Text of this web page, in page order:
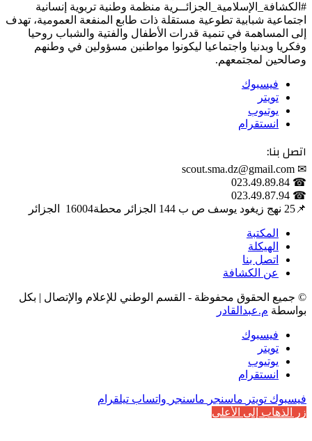
#الكشافة_الإسلامية_الجزائــرية منظمة وطنية تربوية إنسانية
اجتماعية شبابية تطوعية مستقلة ذات طابع المنفعة العمومية، تهدف
إلى المساهمة في تنمية قدرات الأطفال والفتية والشباب روحيا
وفكريا وبدنيا واجتماعيا ليكونوا مواطنين مسؤولين في وطنهم
وصالحين لمجتمعهم.
فيسبوك
تويتر
يوتيوب
انستقرام
اتصل بنا:
✉ scout.sma.dz@gmail.com
☎ 023.49.89.84
☎ 023.49.87.94
📌‎25 نهج زيغود يوسف ص ب 144 الجزائر محطة‎ 16004 الجزائر
المكتبة
الهيكلة
اتصل بنا
عن الكشافة
© جميع الحقوق محفوظة - القسم الوطني للإعلام والإتصال | بكل
بواسطة م.عبدالقادر
فيسبوك
تويتر
يوتيوب
انستقرام
فيسبوك تويتر ماسنجر ماسنجر واتساب تيلقرام
زر الذهاب إلى الأعلى